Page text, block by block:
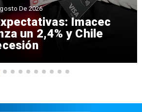
Imacec
un 2,4% y Chile
De 2026